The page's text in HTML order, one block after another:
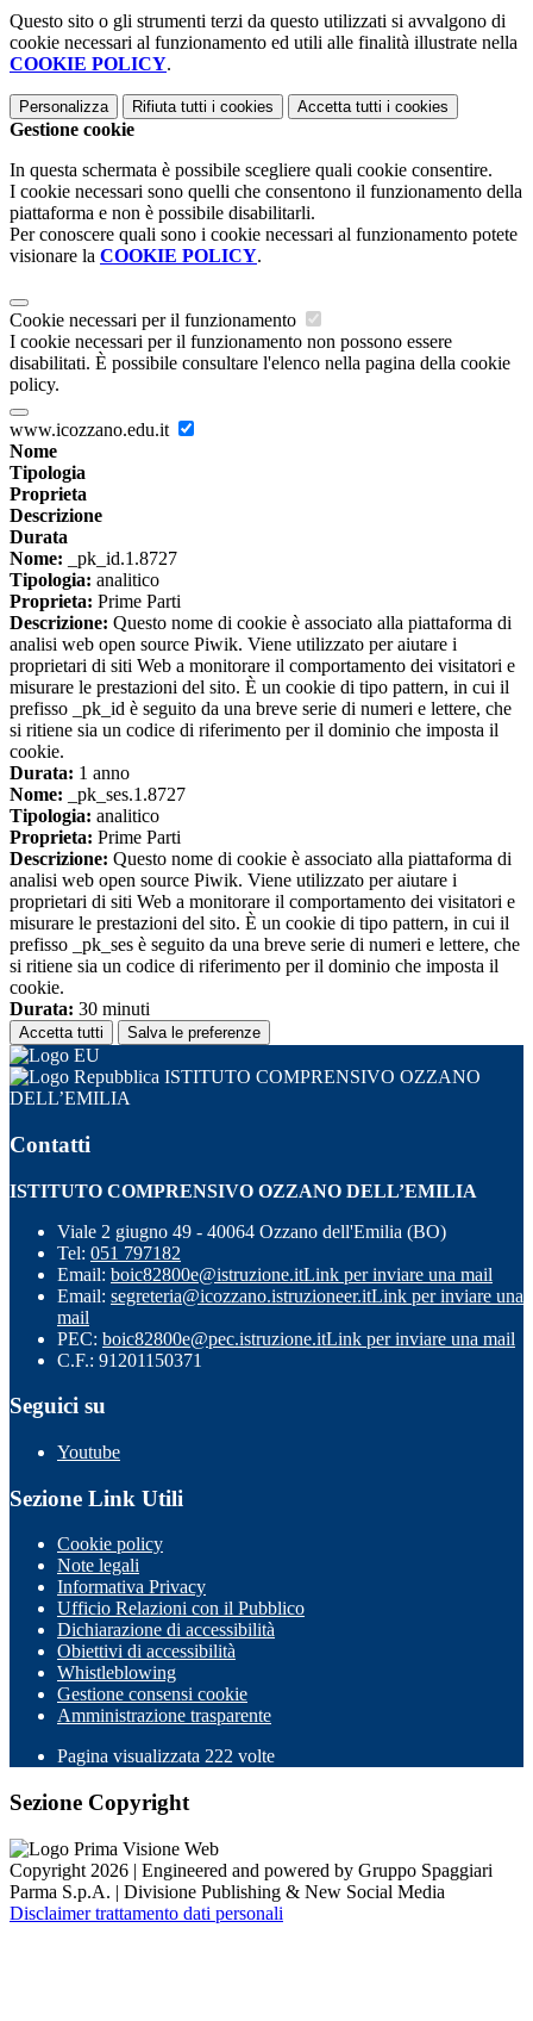
Questo sito o gli strumenti terzi da questo utilizzati si avvalgono di
cookie necessari al funzionamento ed utili alle finalità illustrate nella
COOKIE POLICY.
Personalizza Rifiuta tutti i cookies Accetta tutti i cookies
Gestione cookie
In questa schermata è possibile scegliere quali cookie consentire.
I cookie necessari sono quelli che consentono il funzionamento della
piattaforma e non è possibile disabilitarli.
Per conoscere quali sono i cookie necessari al funzionamento potete
visionare la COOKIE POLICY.
Cookie necessari per il funzionamento
I cookie necessari per il funzionamento non possono essere
disabilitati. È possibile consultare l'elenco nella pagina della cookie
policy.
www.icozzano.edu.it
Nome
Tipologia
Proprieta
Descrizione
Durata
Nome: _pk_id.1.8727
Tipologia: analitico
Proprieta: Prime Parti
Descrizione: Questo nome di cookie è associato alla piattaforma di
analisi web open source Piwik. Viene utilizzato per aiutare i
proprietari di siti Web a monitorare il comportamento dei visitatori e
misurare le prestazioni del sito. È un cookie di tipo pattern, in cui il
prefisso _pk_id è seguito da una breve serie di numeri e lettere, che
si ritiene sia un codice di riferimento per il dominio che imposta il
cookie.
Durata: 1 anno
Nome: _pk_ses.1.8727
Tipologia: analitico
Proprieta: Prime Parti
Descrizione: Questo nome di cookie è associato alla piattaforma di
analisi web open source Piwik. Viene utilizzato per aiutare i
proprietari di siti Web a monitorare il comportamento dei visitatori e
misurare le prestazioni del sito. È un cookie di tipo pattern, in cui il
prefisso _pk_ses è seguito da una breve serie di numeri e lettere, che
si ritiene sia un codice di riferimento per il dominio che imposta il
cookie.
Durata: 30 minuti
Accetta tutti Salva le preferenze
ISTITUTO COMPRENSIVO OZZANO
DELL’EMILIA
Contatti
ISTITUTO COMPRENSIVO OZZANO DELL’EMILIA
Viale 2 giugno 49 - 40064 Ozzano dell'Emilia (BO)
Tel: 051 797182
Email: boic82800e@istruzione.itLink per inviare una mail
Email: segreteria@icozzano.istruzioneer.itLink per inviare una
mail
PEC: boic82800e@pec.istruzione.itLink per inviare una mail
C.F.: 91201150371
Seguici su
Youtube
Sezione Link Utili
Cookie policy
Note legali
Informativa Privacy
Ufficio Relazioni con il Pubblico
Dichiarazione di accessibilità
Obiettivi di accessibilità
Whistleblowing
Gestione consensi cookie
Amministrazione trasparente
Pagina visualizzata 222 volte
Sezione Copyright
Copyright 2026 | Engineered and powered by Gruppo Spaggiari
Parma S.p.A. | Divisione Publishing & New Social Media
Disclaimer trattamento dati personali